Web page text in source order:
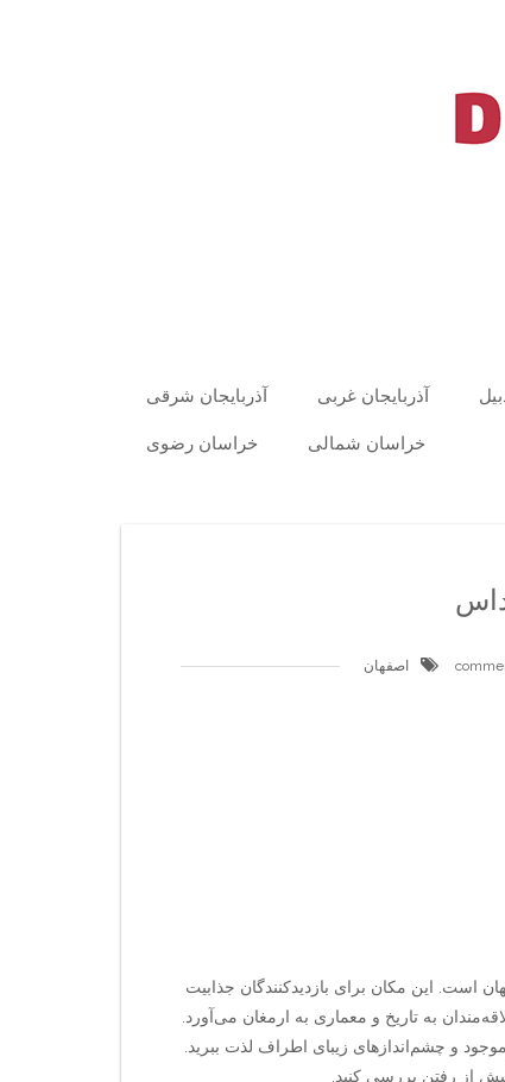
آذربایجان شرقی آذربایجان غربی
خراسان رضوی خراسان شمالی
اصفهان
است. این مکان برای بازدیدکنندگان جذابیت
به تاریخ و معماری به ارمغان می‌آورد.
و چشم‌اندازهای زیبای اطراف لذت ببرید.
از رفتن بررسی کنید.